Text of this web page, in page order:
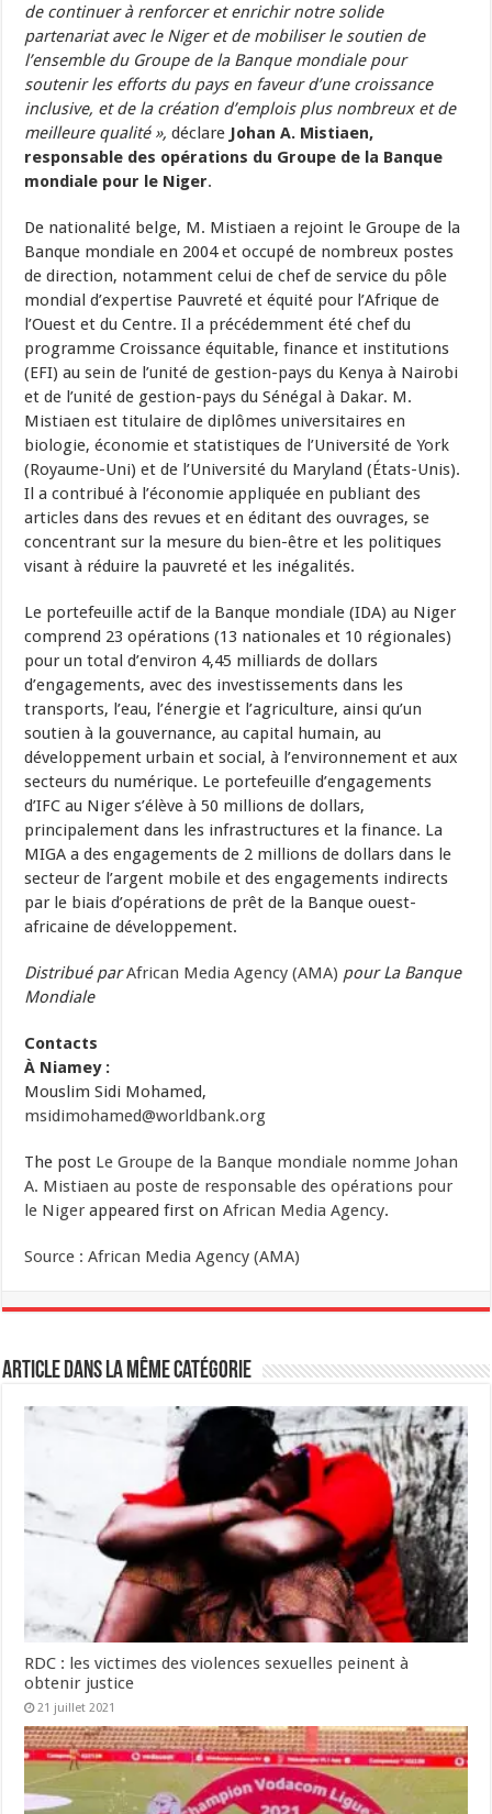
de continuer à renforcer et enrichir notre solide
partenariat avec le Niger et de mobiliser le soutien de
l’ensemble du Groupe de la Banque mondiale pour
soutenir les efforts du pays en faveur d’une croissance
inclusive, et de la création d’emplois plus nombreux et de
meilleure qualité », déclare Johan A. Mistiaen,
responsable des opérations du Groupe de la Banque
mondiale pour le Niger.
De nationalité belge, M. Mistiaen a rejoint le Groupe de la
Banque mondiale en 2004 et occupé de nombreux postes
de direction, notamment celui de chef de service du pôle
mondial d’expertise Pauvreté et équité pour l’Afrique de
l’Ouest et du Centre. Il a précédemment été chef du
programme Croissance équitable, finance et institutions
(EFI) au sein de l’unité de gestion-pays du Kenya à Nairobi
et de l’unité de gestion-pays du Sénégal à Dakar. M.
Mistiaen est titulaire de diplômes universitaires en
biologie, économie et statistiques de l’Université de York
(Royaume-Uni) et de l’Université du Maryland (États-Unis).
Il a contribué à l’économie appliquée en publiant des
articles dans des revues et en éditant des ouvrages, se
concentrant sur la mesure du bien-être et les politiques
visant à réduire la pauvreté et les inégalités.
Le portefeuille actif de la Banque mondiale (IDA) au Niger
comprend 23 opérations (13 nationales et 10 régionales)
pour un total d’environ 4,45 milliards de dollars
d’engagements, avec des investissements dans les
transports, l’eau, l’énergie et l’agriculture, ainsi qu’un
soutien à la gouvernance, au capital humain, au
développement urbain et social, à l’environnement et aux
secteurs du numérique. Le portefeuille d’engagements
d’IFC au Niger s’élève à 50 millions de dollars,
principalement dans les infrastructures et la finance. La
MIGA a des engagements de 2 millions de dollars dans le
secteur de l’argent mobile et des engagements indirects
par le biais d’opérations de prêt de la Banque ouest-
africaine de développement.
Distribué parAfrican Media Agency (AMA) pour La Banque
Mondiale
Contacts
À Niamey :
Mouslim Sidi Mohamed,
msidimohamed@worldbank.org
The post Le Groupe de la Banque mondiale nomme Johan
A. Mistiaen au poste de responsable des opérations pour
le Niger appeared first onAfrican Media Agency.
Source : African Media Agency (AMA)
Article dans la même catégorie
RDC : les victimes des violences sexuelles peinent à
obtenir justice
21 juillet 2021